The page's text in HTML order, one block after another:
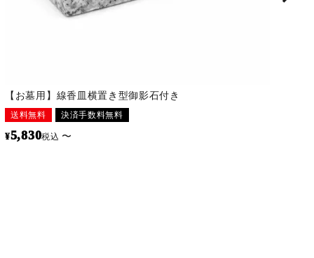
【お墓用】線香皿横置き型御影石付き
送料無料 決済手数料無料
¥5,830税込 〜